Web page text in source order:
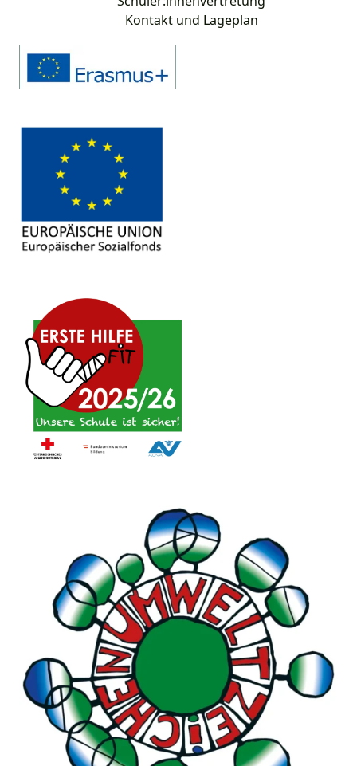
Kontakt und Lageplan